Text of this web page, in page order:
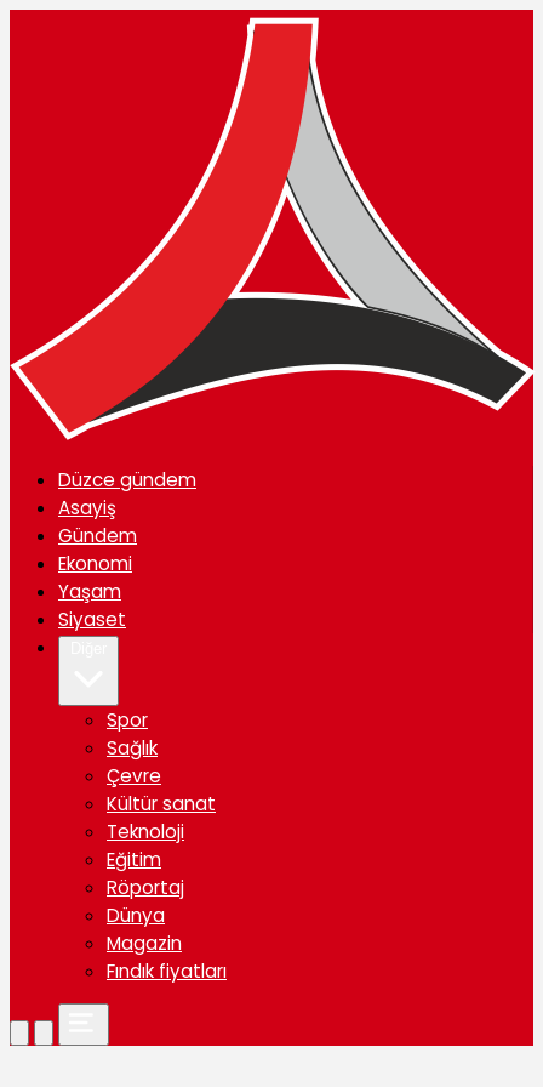
Düzce gündem
Asayiş
Gündem
Ekonomi
Yaşam
Siyaset
Spor
Sağlık
Çevre
Kültür sanat
Teknoloji
Eğitim
Röportaj
Dünya
Magazin
Fındık fiyatları